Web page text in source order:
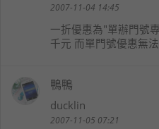
2007-11-04 14:45
一折優惠為"單辦門號
千元 而單門號優惠無
鴨鴨
ducklin
2007-11-05 07:21